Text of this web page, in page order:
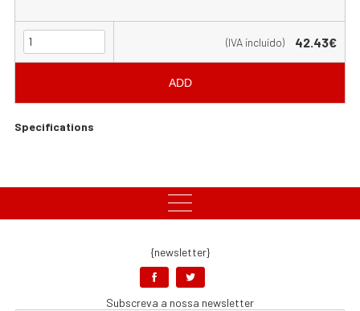
(IVA incluído) 42.43€
ADD
Specifications
{newsletter}
Subscreva a nossa newsletter